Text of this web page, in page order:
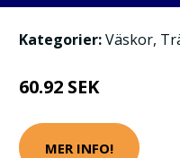
Kategorier:Väskor,
60.92 SEK
MER INFO!